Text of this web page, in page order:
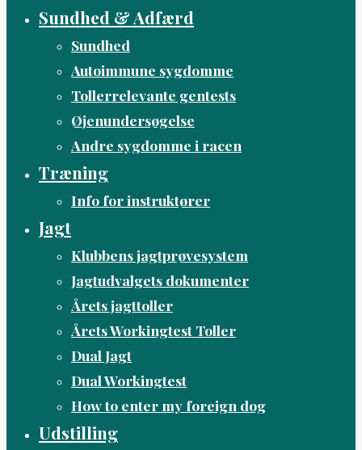
Sundhed & Adfærd
Sundhed
Autoimmune sygdomme
Tollerrelevante gentests
Øjenundersøgelse
Andre sygdomme i racen
Træning
Info for instruktører
Jagt
Klubbens jagtprøvesystem
Jagtudvalgets dokumenter
Årets jagttoller
Årets Workingtest Toller
Dual Jagt
Dual Workingtest
How to enter my foreign dog
Udstilling